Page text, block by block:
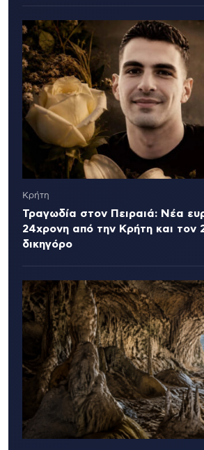
Κρήτη
Τραγωδία στον Πειραιά: Νέα
24χρονη από την Κρήτη και τον
δικηγόρο